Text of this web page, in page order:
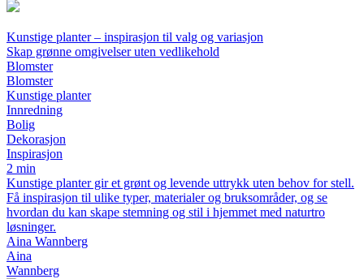
Kunstige planter – inspirasjon til valg og variasjon
Skap grønne omgivelser uten vedlikehold
Blomster
Blomster
Kunstige planter
Innredning
Bolig
Dekorasjon
Inspirasjon
2 min
Kunstige planter gir et grønt og levende uttrykk uten behov for stell.
Få inspirasjon til ulike typer, materialer og bruksområder, og se
hvordan du kan skape stemning og stil i hjemmet med naturtro
løsninger.
Aina Wannberg
Aina
Wannberg